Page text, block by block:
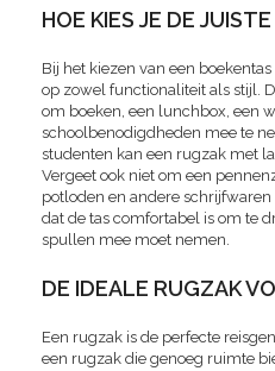
HOE KIES JE DE
Bij het kiezen van een
op zowel functionaliteit als stijl.
om boeken, een lunchbox, een
schoolbenodigdheden mee te
studenten kan een rugzak met
Vergeet ook niet om een
potloden en andere
dat de tas comfortabel is om te
spullen mee moet nemen.
DE IDEALE RUGZAK
Een rugzak is de perfecte
een rugzak die genoeg ruimte